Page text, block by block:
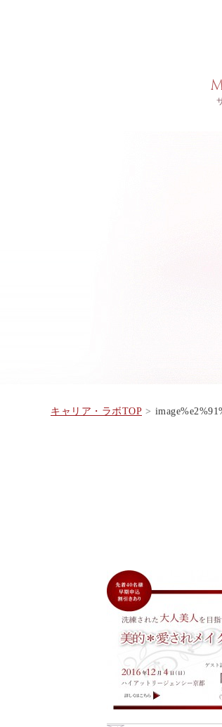
キャリア・ラボTOP